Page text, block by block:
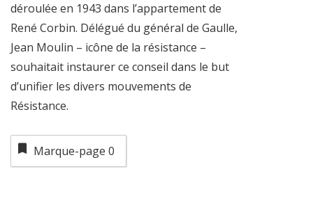
déroulée en 1943 dans l’appartement de
René Corbin. Délégué du général de Gaulle,
Jean Moulin – icône de la résistance –
souhaitait instaurer ce conseil dans le but
d’unifier les divers mouvements de
Résistance.
Marque-page 0